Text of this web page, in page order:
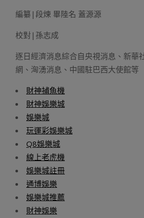
編纂|段煉 畢陸名 蓋源源
校對|孫志成
逐日經濟消息綜合自央視消息、新華
網、洶湧消息、中國駐巴西大使館等
財神捕魚機
財神娛樂城
娛樂城
玩運彩娛樂城
Q8娛樂城
線上老虎機
娛樂城註冊
通博娛樂
娛樂城推薦
財神娛樂